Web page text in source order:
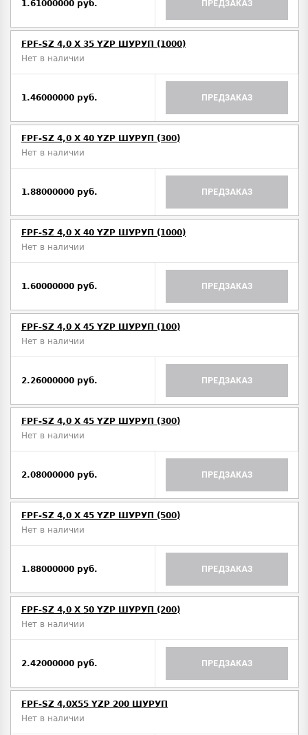
1.61000000 руб. ПРЕДЗАКАЗ
FPF-SZ 4,0 X 35 YZP ШУРУП (1000)
Нет в наличии
1.46000000 руб. ПРЕДЗАКАЗ
FPF-SZ 4,0 X 40 YZP ШУРУП (300)
Нет в наличии
1.88000000 руб. ПРЕДЗАКАЗ
FPF-SZ 4,0 X 40 YZP ШУРУП (1000)
Нет в наличии
1.60000000 руб. ПРЕДЗАКАЗ
FPF-SZ 4,0 X 45 YZP ШУРУП (100)
Нет в наличии
2.26000000 руб. ПРЕДЗАКАЗ
FPF-SZ 4,0 X 45 YZP ШУРУП (300)
Нет в наличии
2.08000000 руб. ПРЕДЗАКАЗ
FPF-SZ 4,0 X 45 YZP ШУРУП (500)
Нет в наличии
1.88000000 руб. ПРЕДЗАКАЗ
FPF-SZ 4,0 X 50 YZP ШУРУП (200)
Нет в наличии
2.42000000 руб. ПРЕДЗАКАЗ
FPF-SZ 4,0X55 YZP 200 ШУРУП
Нет в наличии